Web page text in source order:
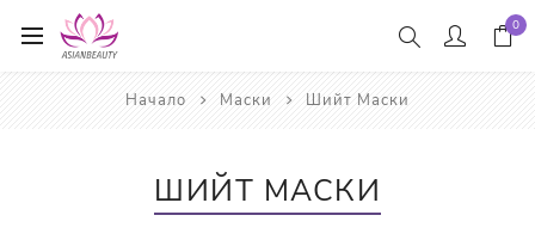
0
Начало Маски Шийт Маски
ШИЙТ МАСКИ